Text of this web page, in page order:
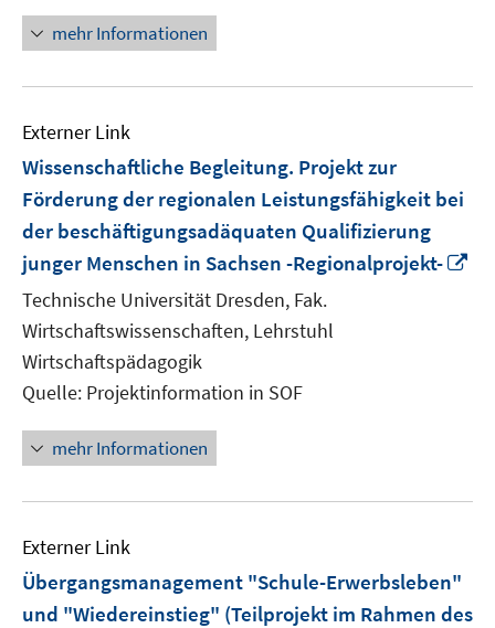
mehr Informationen
Externer Link
Wissenschaftliche Begleitung. Projekt zur
Förderung der regionalen Leistungsfähigkeit bei
der beschäftigungsadäquaten Qualifizierung
junger Menschen in Sachsen -Regionalprojekt-
Technische Universität Dresden, Fak.
Wirtschaftswissenschaften, Lehrstuhl
Wirtschaftspädagogik
Quelle: Projektinformation in SOF
mehr Informationen
Externer Link
Übergangsmanagement "Schule-Erwerbsleben"
und "Wiedereinstieg" (Teilprojekt im Rahmen des